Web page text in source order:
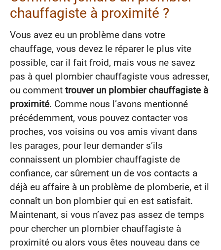
chauffagiste à proximité ?
Vous avez eu un problème dans votre
chauffage, vous devez le réparer le plus vite
possible, car il fait froid, mais vous ne savez
pas à quel plombier chauffagiste vous adresser,
ou comment trouver un plombier chauffagiste à
proximité. Comme nous l’avons mentionné
précédemment, vous pouvez contacter vos
proches, vos voisins ou vos amis vivant dans
les parages, pour leur demander s’ils
connaissent un plombier chauffagiste de
confiance, car sûrement un de vos contacts a
déjà eu affaire à un problème de plomberie, et il
connaît un bon plombier qui en est satisfait.
Maintenant, si vous n’avez pas assez de temps
pour chercher un plombier chauffagiste à
proximité ou alors vous êtes nouveau dans ce